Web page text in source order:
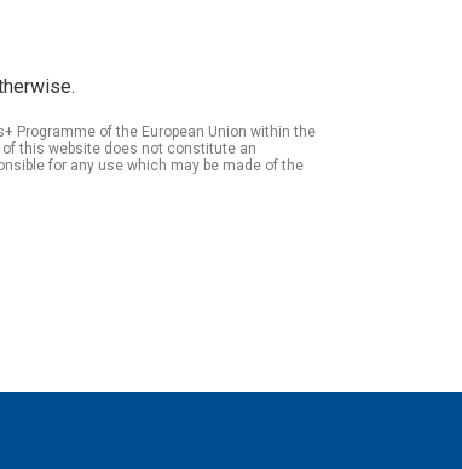
Programme of the European Union within the
of this website does not constitute an
for any use which may be made of the